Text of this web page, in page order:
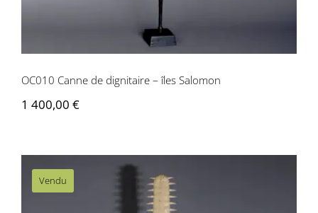
OC010 Canne de dignitaire – îles Salomon
1 400,00 €
Vendu